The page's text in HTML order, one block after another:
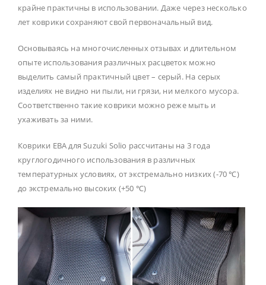
крайне практичны в использовании. Даже через несколько
лет коврики сохраняют свой первоначальный вид.
Основываясь на многочисленных отзывах и длительном
опыте использования различных расцветок можно
выделить самый практичный цвет – серый. На серых
изделиях не видно ни пыли, ни грязи, ни мелкого мусора.
Соответственно такие коврики можно реже мыть и
ухаживать за ними.
Коврики ЕВА для Suzuki Solio рассчитаны на 3 года
круглогодичного использования в различных
температурных условиях, от экстремально низких (-70 ℃)
до экстремально высоких (+50 ℃)